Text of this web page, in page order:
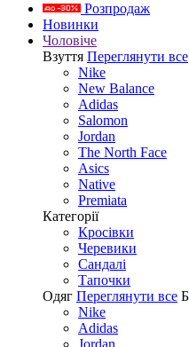
Розпродаж
Новинки
Чоловіче
Взуття Переглянути все
Nike
New Balance
Adidas
Salomon
Jordan
The North Face
Asics
Native
Premiata
Категорії
Кросівки
Черевики
Сандалі
Tапочки
Одяг Переглянути все
Nike
Adidas
Jordan